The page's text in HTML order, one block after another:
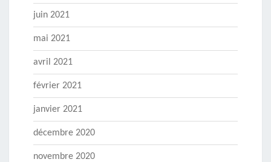
juin 2021
mai 2021
avril 2021
février 2021
janvier 2021
décembre 2020
novembre 2020